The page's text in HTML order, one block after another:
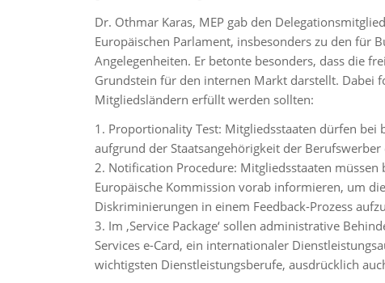
Dr. Othmar Karas, MEP gab den
Europäischen Parlament, insbesonders zu den für
Angelegenheiten. Er betonte besonders, dass die
Grundstein für den internen Markt darstellt. Dabei
Mitgliedsländern erfüllt werden sollten:
1. Proportionality Test: Mitgliedsstaaten dürfen
aufgrund der Staatsangehörigkeit der Berufswerber
2. Notification Procedure: Mitgliedsstaaten
Europäische Kommission vorab informieren, um
Diskriminierungen in einem Feedback-Prozess
3. Im ‚Service Package‘ sollen administrative
Services e-Card, ein internationaler
wichtigsten Dienstleistungsberufe, ausdrücklich